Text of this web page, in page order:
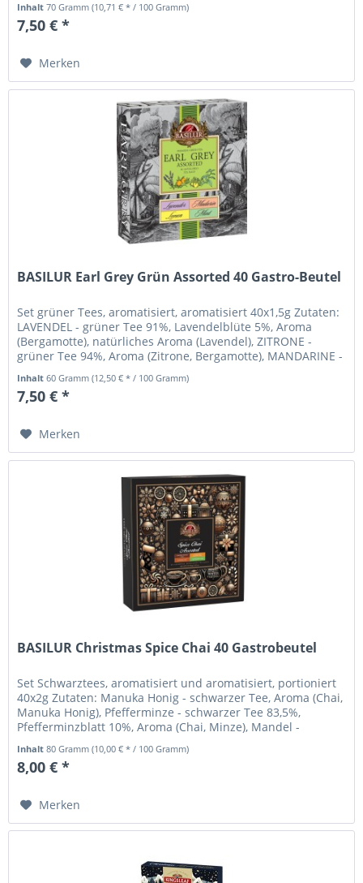
Inhalt70 Gramm(10,71 € * / 100 Gramm)
7,50 € *
Merken
BASILUR Earl Grey Grün Assorted 40 Gastro-Beutel
Set grüner Tees, aromatisiert, aromatisiert 40x1,5g Zutaten:
LAVENDEL - grüner Tee 91%, Lavendelblüte 5%, Aroma
(Bergamotte), natürliches Aroma (Lavendel), ZITRONE -
grüner Tee 94%, Aroma (Zitrone, Bergamotte), MANDARINE -
Inhalt60 Gramm(12,50 € * / 100 Gramm)
7,50 € *
Merken
BASILUR Christmas Spice Chai 40 Gastrobeutel
Set Schwarztees, aromatisiert und aromatisiert, portioniert
40x2g Zutaten: Manuka Honig - schwarzer Tee, Aroma (Chai,
Manuka Honig), Pfefferminze - schwarzer Tee 83,5%,
Pfefferminzblatt 10%, Aroma (Chai, Minze), Mandel -
Inhalt80 Gramm(10,00 € * / 100 Gramm)
8,00 € *
Merken